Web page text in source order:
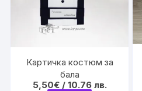
Картичка костюм за
бала
5,50€ / 10.76 лв.